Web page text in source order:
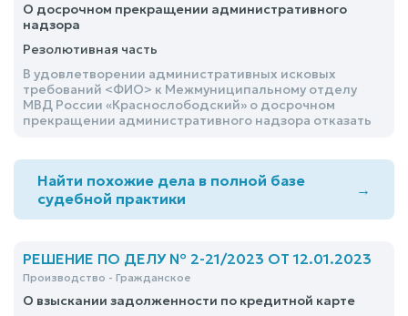
О досрочном прекращении административного
надзора
Резолютивная часть
В удовлетворении административных исковых
требований <ФИО> к Межмуниципальному отделу
МВД России «Краснослободский» о досрочном
прекращении административного надзора отказать
Найти похожие дела в полной базе
судебной практики
→
РЕШЕНИЕ ПО ДЕЛУ № 2-21/2023 ОТ 12.01.2023
Производство - Гражданское
О взыскании задолженности по кредитной карте